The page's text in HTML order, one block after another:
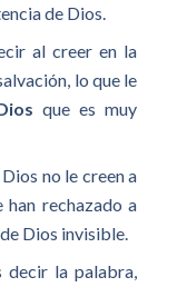
de Dios.
al creer en la
lo que le
que es muy
no le creen a
rechazado a
Dios invisible.
la palabra,